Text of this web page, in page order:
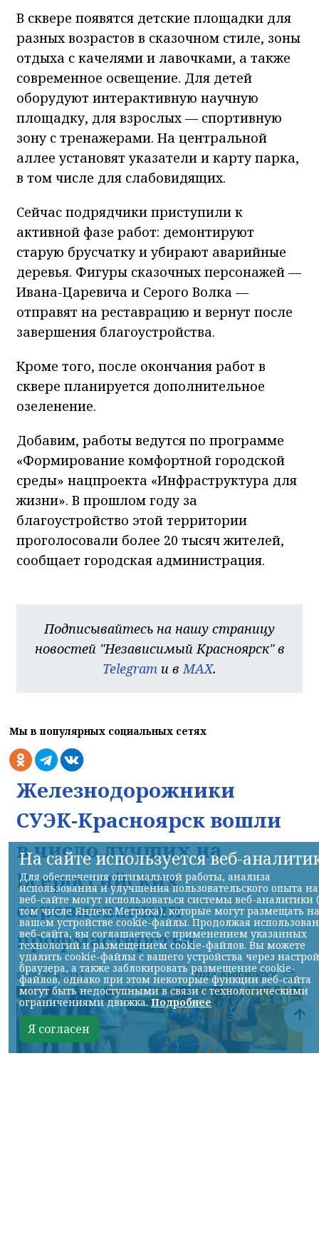
В сквере появятся детские площадки для
разных возрастов в сказочном стиле, зоны
отдыха с качелями и лавочками, а также
современное освещение. Для детей
оборудуют интерактивную научную
площадку, для взрослых — спортивную
зону с тренажерами. На центральной
аллее установят указатели и карту парка,
в том числе для слабовидящих.
Сейчас подрядчики приступили к
активной фазе работ: демонтируют
старую брусчатку и убирают аварийные
деревья. Фигуры сказочных персонажей —
Ивана-Царевича и Серого Волка —
отправят на реставрацию и вернут после
завершения благоустройства.
Кроме того, после окончания работ в
сквере планируется дополнительное
озеленение.
Добавим, работы ведутся по программе
«Формирование комфортной городской
среды» нацпроекта «Инфраструктура для
жизни». В прошлом году за
благоустройство этой территории
проголосовали более 20 тысяч жителей,
сообщает городская администрация.
Подписывайтесь на нашу страницу
новостей "Независимый Красноярск" в
Telegram и вMAX.
Мы в популярных социальных сетях
Железнодорожники
СУЭК-Красноярск вошли
в число лучших на
Всероссийских
соревнованиях
профмастерства
07.08.2026 22:13 НИА-Красноярск
На сайте используется веб-
Для обеспечения оптимальной работы, анализа
использования и улучшения пользовательского опыта на
веб-сайте могут использоваться системы веб-аналитики
том числе Яндекс.Метрика), которые могут размещать на
вашем устройстве cookie-файлы. Продолжая
веб-сайта, вы соглашаетесь с применением указанных
технологий и размещением cookie-файлов. Вы можете
удалить cookie-файлы с вашего устройства через
браузера, а также заблокировать размещение cookie-
файлов, однако при этом некоторые функции веб-сайта
могут быть недоступными в связи с технологическими
ограничениями движка.Подробнее
Я согласен